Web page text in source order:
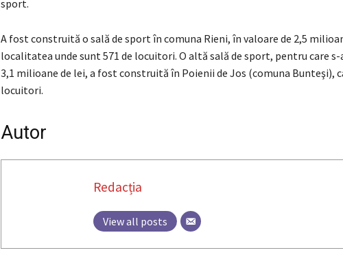
sport.
A fost construită o sală de sport în comuna Rieni, în valoare de 2,5
localitatea unde sunt 571 de locuitori. O altă sală de sport, pentru care
3,1 milioane de lei, a fost construită în Poienii de Jos (comuna Bunteşi),
locuitori.
Autor
Redacția
View all posts